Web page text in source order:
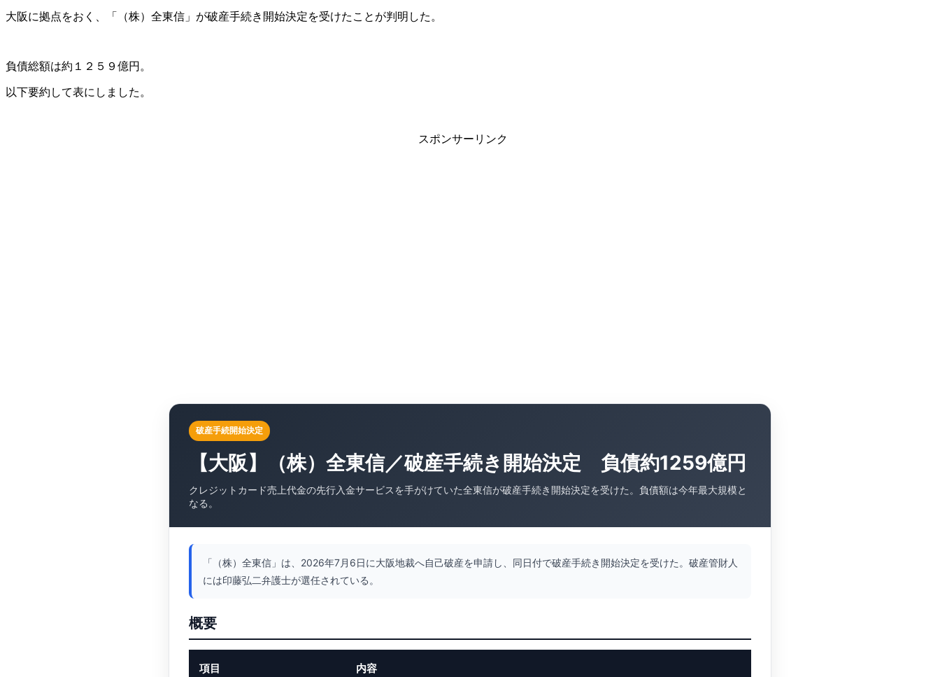
大阪に拠点をおく、「（株）全東信」が破産手続き開始決定を受けたことが判明した。
負債総額は約１２５９億円。
以下要約して表にしました。
スポンサーリンク
破産手続開始決定
【大阪】（株）全東信／破産手続き開始決定 負債約1259億円
クレジットカード売上代金の先行入金サービスを手がけていた全東信が破産手続き開始決定を受けた。負債額は今年最大規模と
なる。
「（株）全東信」は、2026年7月6日に大阪地裁へ自己破産を申請し、同日付で破産手続き開始決定を受けた。破産管財人
には印藤弘二弁護士が選任されている。
概要
項目 内容